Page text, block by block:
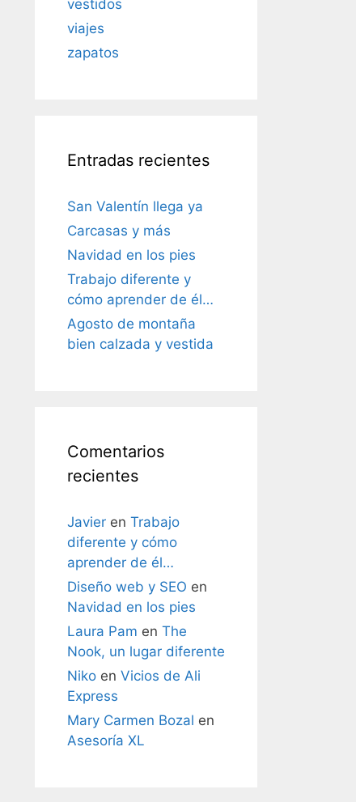
vestidos
viajes
zapatos
Entradas recientes
San Valentín llega ya
Carcasas y más
Navidad en los pies
Trabajo diferente y
cómo aprender de él…
Agosto de montaña
bien calzada y vestida
Comentarios
recientes
Javier en Trabajo
diferente y cómo
aprender de él…
Diseño web y SEO en
Navidad en los pies
Laura Pam en The
Nook, un lugar diferente
Niko en Vicios de Ali
Express
Mary Carmen Bozal en
Asesoría XL